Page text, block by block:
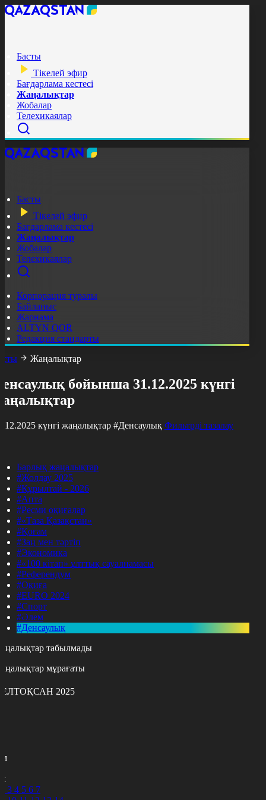
Басты
Тікелей эфир
Бағдарлама кестесі
Жаңалықтар
Жобалар
Телехикаялар
Басты
Тікелей эфир
Бағдарлама кестесі
Жаңалықтар
Жобалар
Телехикаялар
Корпорация туралы
Байланыс
Жарнама
ALTYN QOR
Редакция стандарты
Жаңалықтар
бойынша 31.12.2025 күнгі
күнгі жаңалықтар #Денсаулық Фильтрді тазалау
Барлық жаңалықтар
#Жолдау 2025
#Құрылтай - 2026
#Апта
#Ресми оқиғалар
#«Таза Қазақстан»
#Қоғам
#Заң мен тәртіп
#Экономика
#«100 кітап» ұлттық сауалнамасы
#Референдум
#Оқиға
#EURO 2024
#Спорт
#Әлем
#Денсаулық
табылмады
мұрағаты
2025
3 4 5 6 7